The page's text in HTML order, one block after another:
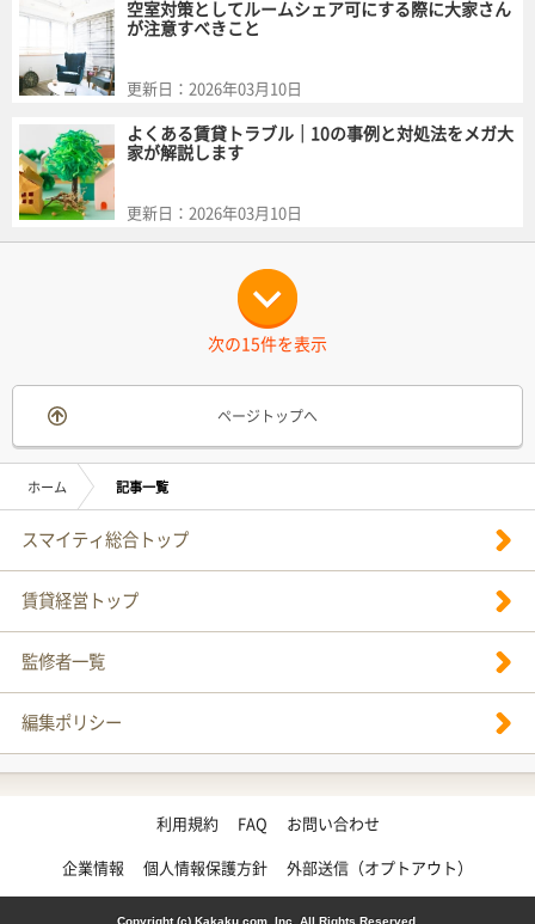
空室対策としてルームシェア可にする際に大家さん
が注意すべきこと
更新日： 2026年03月10日
よくある賃貸トラブル｜10の事例と対処法をメガ大
家が解説します
更新日： 2026年03月10日
次の15件を表示
ページトップへ
ホーム 記事一覧
スマイティ総合トップ
賃貸経営トップ
監修者一覧
編集ポリシー
利用規約 FAQ お問い合わせ
企業情報 個人情報保護方針 外部送信（オプトアウト）
Copyright (c) Kakaku.com, Inc. All Rights Reserved.